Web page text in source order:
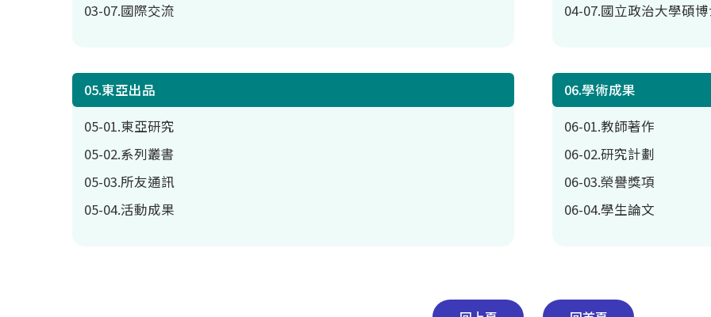
03-07.國際交流
04-07.國立政治大學碩
05.東亞出品
05-01.東亞研究
05-02.系列叢書
05-03.所友通訊
05-04.活動成果
06.學術成果
06-01.教師著作
06-02.研究計劃
06-03.榮譽獎項
06-04.學生論文